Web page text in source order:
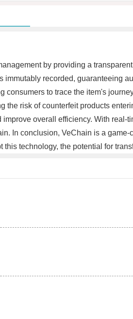
by providing a
recorded, guaranteeing
to trace the item's
risk of counterfeit products
overall efficiency. With
In conclusion, VeChain is a
technology, the potential for